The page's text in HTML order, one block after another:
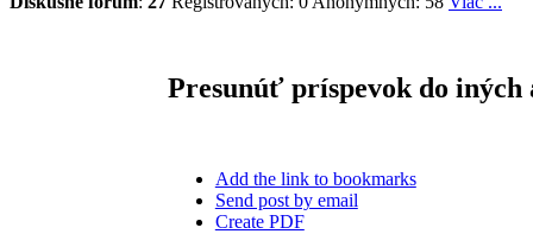
Presunúť príspevok do iných
Add the link to bookmarks
Send post by email
Create PDF